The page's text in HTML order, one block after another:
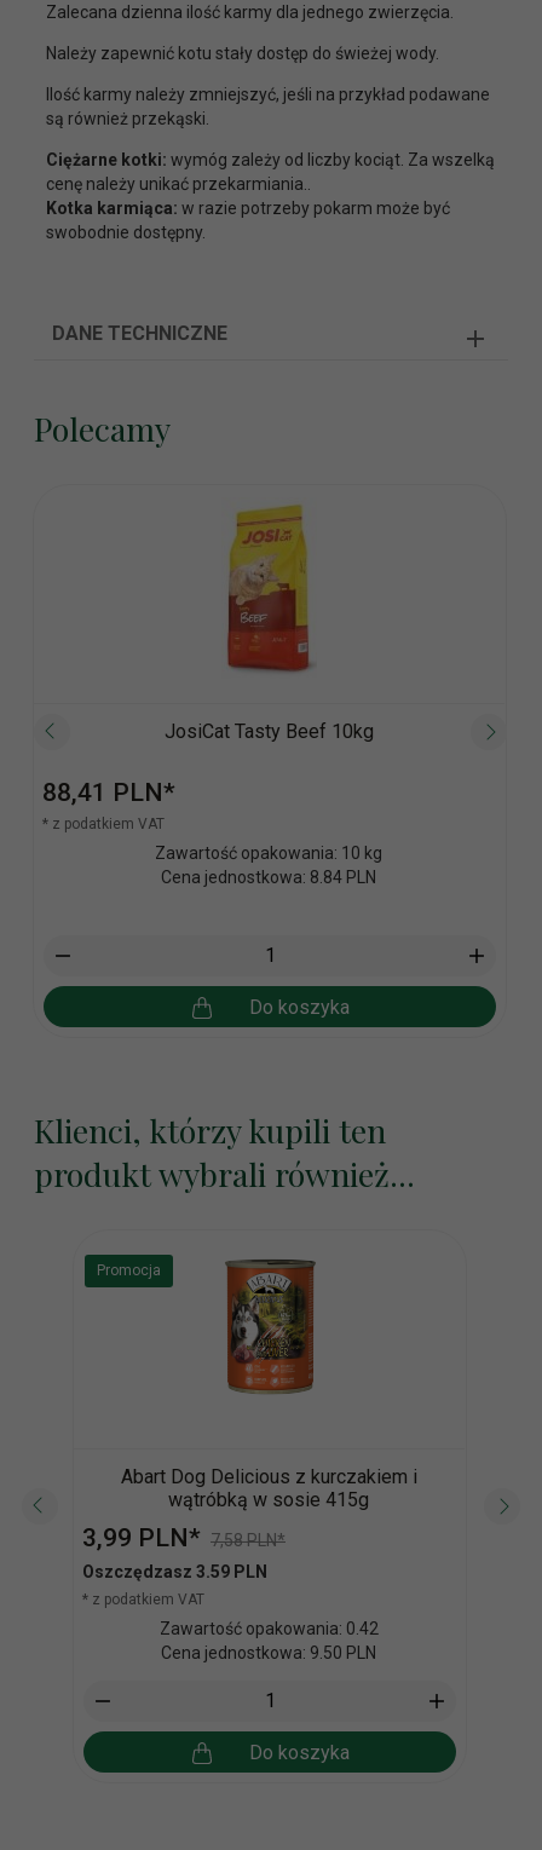
Zalecana dzienna ilość karmy dla jednego zwierzęcia.
Należy zapewnić kotu stały dostęp do świeżej wody.
Ilość karmy należy zmniejszyć, jeśli na przykład podawane
są również przekąski.
Ciężarne kotki: wymóg zależy od liczby kociąt. Za wszelką
cenę należy unikać przekarmiania..
Kotka karmiąca: w razie potrzeby pokarm może być
swobodnie dostępny.
DANE TECHNICZNE
Polecamy
JosiCat Tasty Beef 10kg
88,41 PLN*
* z podatkiem VAT
Zawartość opakowania: 10 kg
Cena jednostkowa: 8.84 PLN
Do koszyka
Klienci, którzy kupili ten
produkt wybrali również...
Promocja
Abart Dog Delicious z kurczakiem i
wątróbką w sosie 415g
3,99 PLN* 7,58 PLN*
Oszczędzasz 3.59 PLN
* z podatkiem VAT
Zawartość opakowania: 0.42
Cena jednostkowa: 9.50 PLN
Do koszyka